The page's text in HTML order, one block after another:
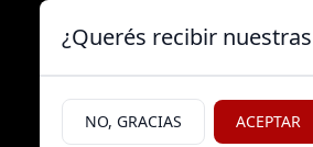
¿Querés recibir
NO, GRACIAS ACEPTAR